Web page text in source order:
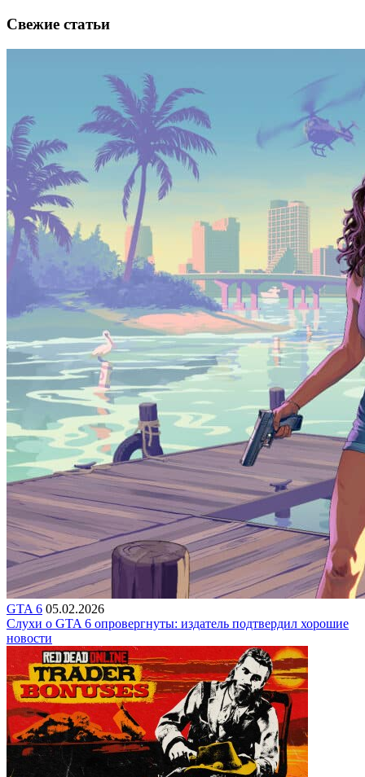
Свежие статьи
GTA 6 05.02.2026
Слухи о GTA 6 опровергнуты: издатель подтвердил хорошие
новости